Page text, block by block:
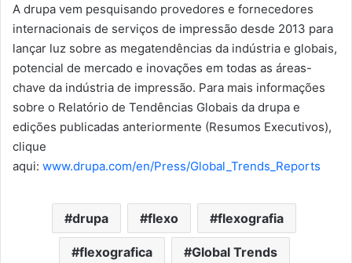
A drupa vem pesquisando provedores e fornecedores
internacionais de serviços de impressão desde 2013 para
lançar luz sobre as megatendências da indústria e globais,
potencial de mercado e inovações em todas as áreas-
chave da indústria de impressão. Para mais informações
sobre o Relatório de Tendências Globais da drupa e
edições publicadas anteriormente (Resumos Executivos),
clique
aqui: www.drupa.com/en/Press/Global_Trends_Reports
drupa flexo flexografia
flexografica Global Trends